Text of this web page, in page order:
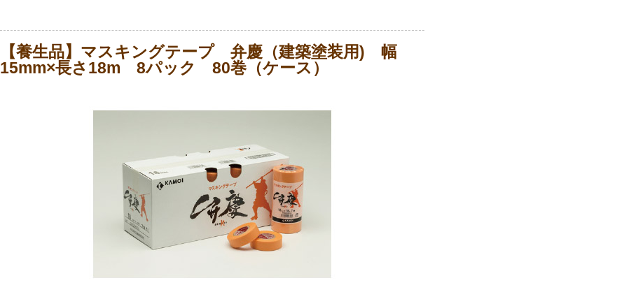
【養生品】マスキングテープ 弁慶（建築塗装用) 幅
15mm×長さ18m 8パック 80巻（ケース）